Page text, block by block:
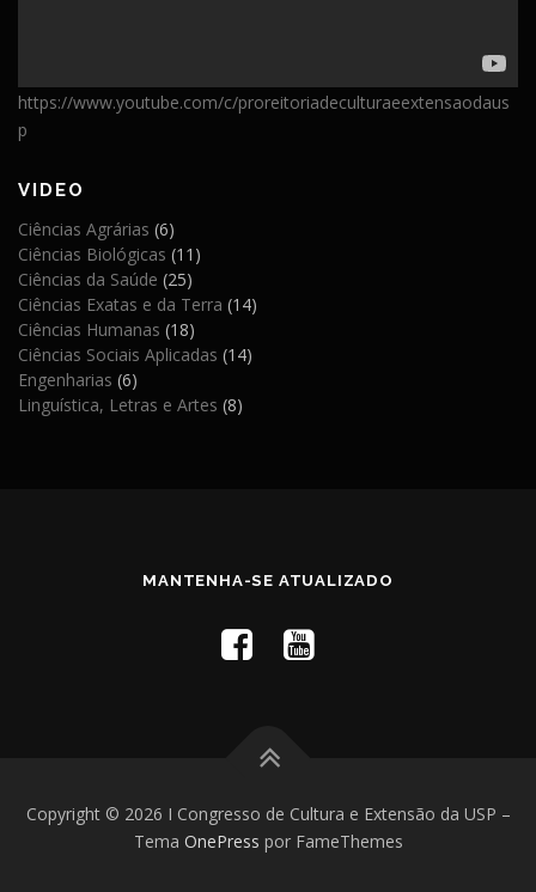
https://www.youtube.com/c/proreitoriadeculturaeextensaodaus
p
VIDEO
Ciências Agrárias (6)
Ciências Biológicas (11)
Ciências da Saúde (25)
Ciências Exatas e da Terra (14)
Ciências Humanas (18)
Ciências Sociais Aplicadas (14)
Engenharias (6)
Linguística, Letras e Artes (8)
MANTENHA-SE ATUALIZADO
Copyright © 2026 I Congresso de Cultura e Extensão da USP –
Tema OnePress por FameThemes